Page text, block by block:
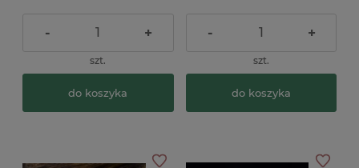
- +
szt.
do koszyka
- +
szt.
do koszyka